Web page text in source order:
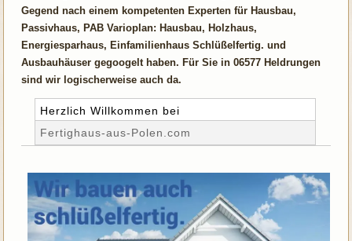
Gegend nach einem kompetenten Experten für Hausbau,
Passivhaus, PAB Varioplan: Hausbau, Holzhaus,
Energiesparhaus, Einfamilienhaus Schlüßelfertig. und
Ausbauhäuser gegoogelt haben. Für Sie in 06577 Heldrungen
sind wir logischerweise auch da.
Herzlich Willkommen bei
Fertighaus-aus-Polen.com